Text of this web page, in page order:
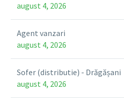
august 4, 2026
Agent vanzari
august 4, 2026
Sofer (distributie) - Drăgășani
august 4, 2026